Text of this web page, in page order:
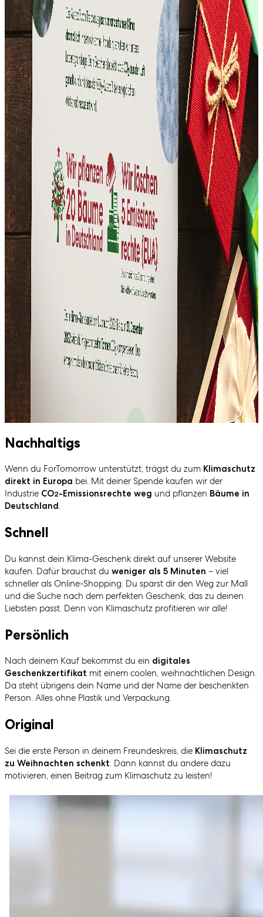
Nachhaltigs
Wenn du ForTomorrow unterstützt, trägst du zum Klimaschutz
direkt in Europa bei. Mit deiner Spende kaufen wir der
Industrie CO2-Emissionsrechte weg und pflanzen Bäume in
Deutschland .
Schnell
Du kannst dein Klima-Geschenk direkt auf unserer Website
kaufen. Dafür brauchst du weniger als 5 Minuten – viel
schneller als Online-Shopping. Du sparst dir den Weg zur Mall
und die Suche nach dem perfekten Geschenk, das zu deinen
Liebsten passt. Denn von Klimaschutz profitieren wir alle!
Persönlich
Nach deinem Kauf bekommst du ein digitales
Geschenkzertifikat mit einem coolen, weihnachtlichen Design.
Da steht übrigens dein Name und der Name der beschenkten
Person. Alles ohne Plastik und Verpackung.
Original
Sei die erste Person in deinem Freundeskreis, die Klimaschutz
zu Weihnachten schenkt. Dann kannst du andere dazu
motivieren, einen Beitrag zum Klimaschutz zu leisten!